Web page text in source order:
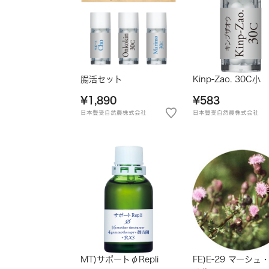
腸活セット
¥1,890
日本豊受自然農株式会社
Kinp-Zao. 30C小
¥583
日本豊受自然農株式会社
MT)サポートφRepli
FE)E-29 マーシュ